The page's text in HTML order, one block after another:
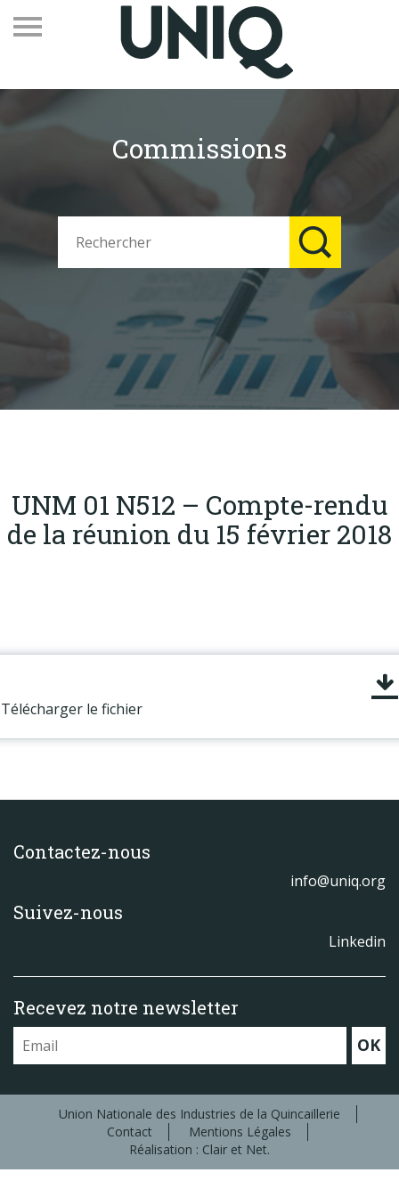
Recevez notre newsletter
Vos contacts
Espace adhérents
EN
Qui sommes-nous
Produits
Publications
Actualités
Commissions
UNM 01 N512 – Compte-rendu
de la réunion du 15 février 2018
Télécharger le fichier
Contactez-nous
info@uniq.org
Suivez-nous
Linkedin
Recevez notre newsletter
OK
Union Nationale des Industries de la Quincaillerie
Contact
Mentions Légales
Réalisation : Clair et Net.